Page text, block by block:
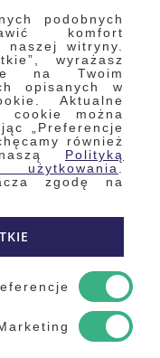
podobnych
komfort
witryny.
wyrażasz
na Twoim
opisanych w
Aktualne
cookie można
„Preferencje
również
Polityką
użytkowania
zgodę na